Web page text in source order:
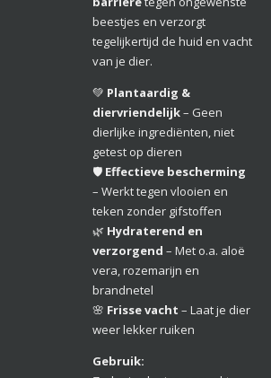
beestjes en verzorgt
tegelijkertijd de huid en vacht
van je dier.
💚 Plantaardig &
diervriendelijk– Geen
dierlijke ingrediënten, niet
getest op dieren
🛡️ Effectieve bescherming
– Werkt tegen vlooien en
teken zonder gifstoffen
🌿 Hydraterend en
verzorgend – Met o.a. aloë
vera, rozemarijn en
brandnetel
🌸 Frisse vacht – Laat je dier
weer lekker ruiken
Gebruik: